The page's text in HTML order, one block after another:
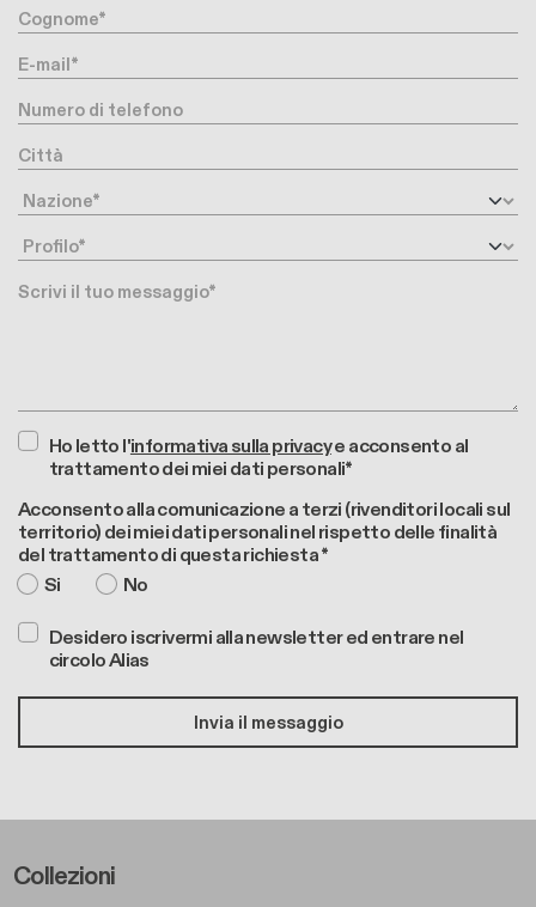
Cognome
E-mail
Numero di telefono
Città
Nazione
Profilo
Messaggio
Ho letto l'informativa sulla privacye acconsento al
trattamento dei miei dati personali*
Acconsento alla comunicazione a terzi (rivenditori locali sul
territorio) dei miei dati personali nel rispetto delle finalità
del trattamento di questa richiesta *
Si
No
Desidero iscrivermi alla newsletter ed entrare nel
circolo Alias
Footer Left Middle A
Collezioni